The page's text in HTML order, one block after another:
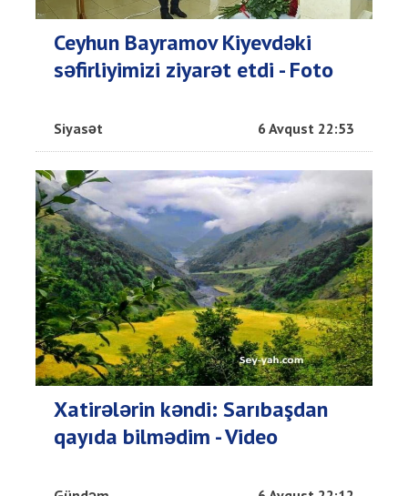
Ceyhun Bayramov Kiyevdəki
səfirliyimizi ziyarət etdi - Foto
Siyasət 6 Avqust 22:53
Xatirələrin kəndi: Sarıbaşdan
qayıda bilmədim - Video